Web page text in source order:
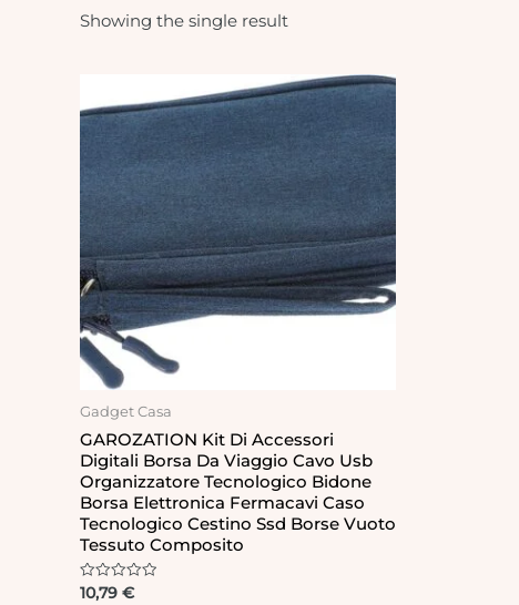
Showing the single result
Gadget Casa
GAROZATION Kit Di Accessori
Digitali Borsa Da Viaggio Cavo Usb
Organizzatore Tecnologico Bidone
Borsa Elettronica Fermacavi Caso
Tecnologico Cestino Ssd Borse Vuoto
Tessuto Composito
Rated
10,79 €